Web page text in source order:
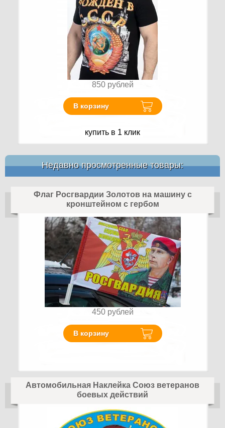
850 рублей
В корзину
купить в 1 клик
Недавно просмотренные товары:
Флаг Росгвардии Золотов на машину с
кронштейном с гербом
450 рублей
В корзину
Автомобильная Наклейка Союз ветеранов
боевых действий